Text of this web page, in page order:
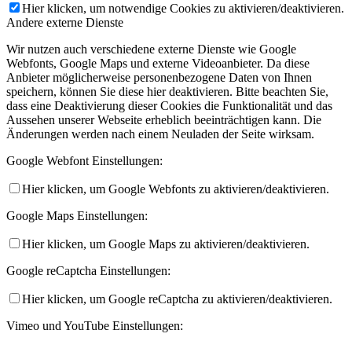
Hier klicken, um notwendige Cookies zu aktivieren/deaktivieren.
Andere externe Dienste
Wir nutzen auch verschiedene externe Dienste wie Google
Webfonts, Google Maps und externe Videoanbieter. Da diese
Anbieter möglicherweise personenbezogene Daten von Ihnen
speichern, können Sie diese hier deaktivieren. Bitte beachten Sie,
dass eine Deaktivierung dieser Cookies die Funktionalität und das
Aussehen unserer Webseite erheblich beeinträchtigen kann. Die
Änderungen werden nach einem Neuladen der Seite wirksam.
Google Webfont Einstellungen:
Hier klicken, um Google Webfonts zu aktivieren/deaktivieren.
Google Maps Einstellungen:
Hier klicken, um Google Maps zu aktivieren/deaktivieren.
Google reCaptcha Einstellungen:
Hier klicken, um Google reCaptcha zu aktivieren/deaktivieren.
Vimeo und YouTube Einstellungen: